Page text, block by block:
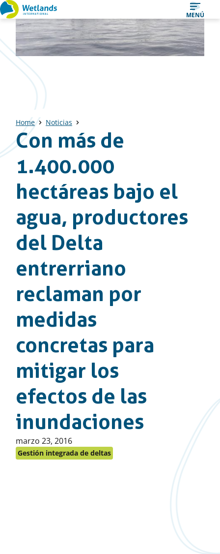
Ir
al
contenido
MENÚ
Home Noticias
Con más de
1.400.000
hectáreas bajo el
agua, productores
del Delta
entrerriano
reclaman por
medidas
concretas para
mitigar los
efectos de las
inundaciones
Publicado
en:
marzo 23, 2016
Gestión integrada de deltas